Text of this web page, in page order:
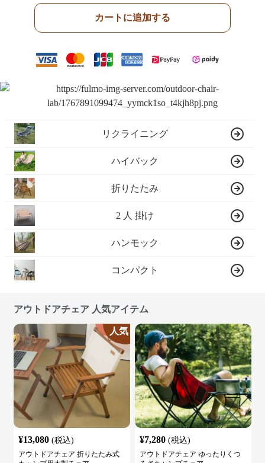
カートに追加する
リクライニング
ハイバック
折りたたみ
2 人 掛け
ハンモック
コンパクト
アウトドアチェア 人気アイテム
人気
¥13,080 (税込)
アウトドアチェア 折りたたみ式
¥7,280 (税込)
アウトドアチェア ゆったりくつ